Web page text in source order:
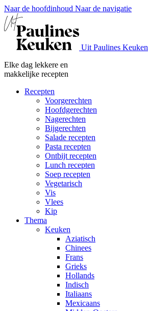
Naar de hoofdinhoud Naar de navigatie
Uit Paulines Keuken
Elke dag lekkere en
makkelijke recepten
Recepten
Voorgerechten
Hoofdgerechten
Nagerechten
Bijgerechten
Salade recepten
Pasta recepten
Ontbijt recepten
Lunch recepten
Soep recepten
Vegetarisch
Vis
Vlees
Kip
Thema
Keuken
Aziatisch
Chinees
Frans
Grieks
Hollands
Indisch
Italiaans
Mexicaans